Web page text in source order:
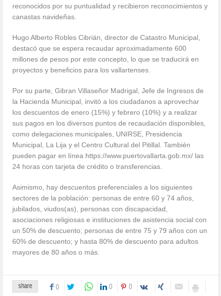
reconocidos por su puntualidad y recibieron reconocimientos y
canastas navideñas.
Hugo Alberto Robles Cibrián, director de Catastro Municipal,
destacó que se espera recaudar aproximadamente 600
millones de pesos por este concepto, lo que se traducirá en
proyectos y beneficios para los vallartenses.
Por su parte, Gibran Villaseñor Madrigal, Jefe de Ingresos de
la Hacienda Municipal, invitó a los ciudadanos a aprovechar
los descuentos de enero (15%) y febrero (10%) y a realizar
sus pagos en los diversos puntos de recaudación disponibles,
como delegaciones municipales, UNIRSE, Presidencia
Municipal, La Lija y el Centro Cultural del Pitillal. También
pueden pagar en línea https://www.puertovallarta.gob.mx/ las
24 horas con tarjeta de crédito o transferencias.
Asimismo, hay descuentos preferenciales a los siguientes
sectores de la población: personas de entre 60 y 74 años,
jubilados, viudos(as), personas con discapacidad,
asociaciones religiosas e instituciones de asistencia social con
un 50% de descuento; personas de entre 75 y 79 años con un
60% de descuento; y hasta 80% de descuento para adultos
mayores de 80 años o más.
share 0 0 0